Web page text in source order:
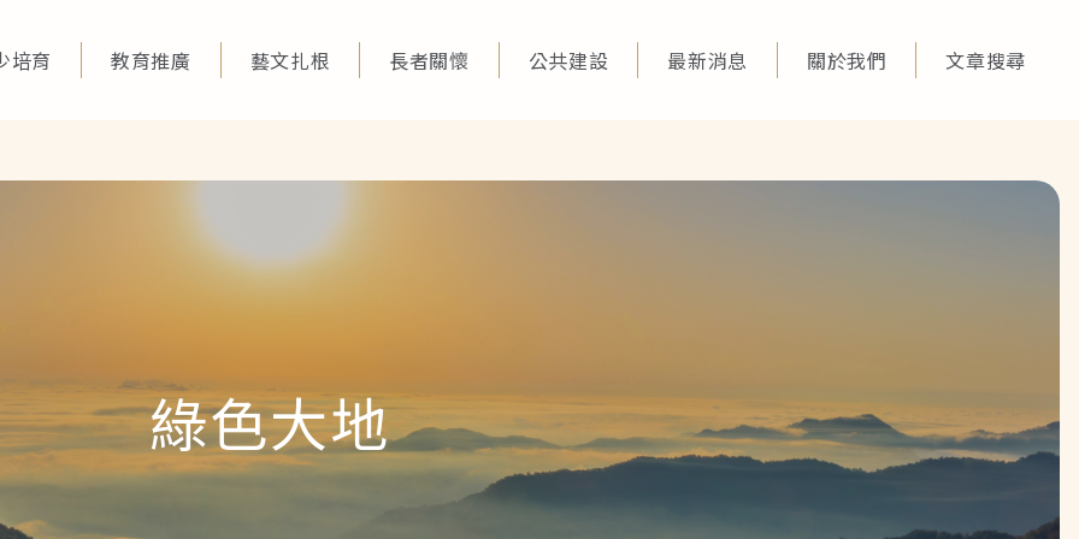
培育 教育推廣 藝文扎根 長者關懷 公共建設 最新消息 關於我們 文章搜尋
綠色大地